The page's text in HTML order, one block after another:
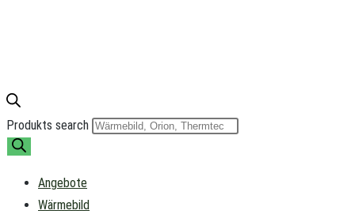
Produkts search
Angebote
Wärmebild